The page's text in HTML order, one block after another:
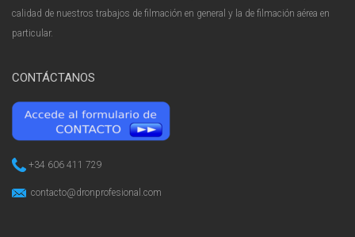
calidad de nuestros trabajos de filmación en general y la de filmación aérea en
particular.
CONTÁCTANOS
+34 606 411 729
contacto@dronprofesional.com